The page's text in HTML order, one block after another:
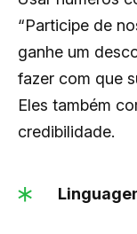
“Participe de
ganhe um
fazer com que
Eles também
credibilidade.